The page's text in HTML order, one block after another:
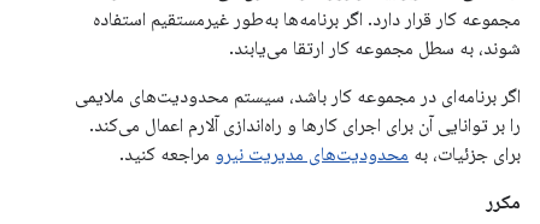
مجموعه کار قرار دارد. اگر برنامه‌ها به‌طور غیرمستقیم استفاده
شوند، به سطل مجموعه کار ارتقا می‌یابند.
اگر برنامه‌ای در مجموعه کار باشد، سیستم محدودیت‌های ملایمی
را بر توانایی آن برای اجرای کارها و راه‌اندازی آلارم اعمال می‌کند.
برای جزئیات، به محدودیت‌های مدیریت نیرو مراجعه کنید.
مکرر